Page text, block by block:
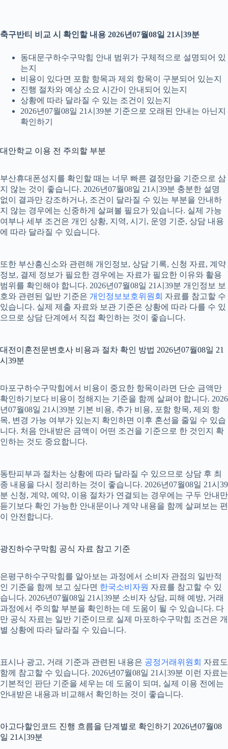
축구반티 비교 시 확인할 내용 2026년07월08일 21시39분
동대문구하수구막힘 안내 범위가 구체적으로 설명되어 있
는지
비용이 있다면 포함 항목과 제외 항목이 구분되어 있는지
진행 절차와 예상 소요 시간이 안내되어 있는지
상황에 따라 달라질 수 있는 조건이 있는지
2026년07월08일 21시39분 기준으로 오래된 안내는 아닌지
확인하기
대안학교 이용 전 주의할 부분
부산휴대폰성지를 확인할 때는 너무 빠른 결정만을 기준으로 삼
지 않는 것이 좋습니다. 2026년07월08일 21시39분 충분한 설명
없이 결과만 강조하거나, 조건이 달라질 수 있는 부분을 안내하
지 않는 경우에는 신중하게 살펴볼 필요가 있습니다. 실제 가능
여부나 세부 조건은 개인 상황, 지역, 시기, 운영 기준, 상담 내용
에 따라 달라질 수 있습니다.
또한 부산흥신소와 관련해 개인정보, 상담 기록, 신청 자료, 계약
정보, 결제 정보가 필요한 경우에는 자료가 필요한 이유와 활용
범위를 확인해야 합니다. 2026년07월08일 21시39분 개인정보 보
호와 관련된 일반 기준은 개인정보보호위원회 자료를 참고할 수
있습니다. 실제 제출 자료와 보관 기준은 상황에 따라 다를 수 있
으므로 상담 단계에서 직접 확인하는 것이 좋습니다.
대전이혼전문변호사 비용과 절차 확인 방법 2026년07월08일 21
시39분
마포구하수구막힘에서 비용이 중요한 항목이라면 단순 금액만
확인하기보다 비용이 정해지는 기준을 함께 살펴야 합니다. 2026
년07월08일 21시39분 기본 비용, 추가 비용, 포함 항목, 제외 항
목, 변경 가능 여부가 있는지 확인하면 이후 혼선을 줄일 수 있습
니다. 처음 안내받은 금액이 어떤 조건을 기준으로 한 것인지 확
인하는 것도 중요합니다.
동탄피부과 절차는 상황에 따라 달라질 수 있으므로 상담 후 최
종 내용을 다시 정리하는 것이 좋습니다. 2026년07월08일 21시39
분 신청, 계약, 예약, 이용 절차가 연결되는 경우에는 구두 안내만
듣기보다 확인 가능한 안내문이나 계약 내용을 함께 살펴보는 편
이 안전합니다.
광진하수구막힘 공식 자료 참고 기준
은평구하수구막힘를 알아보는 과정에서 소비자 관점의 일반적
인 기준을 함께 보고 싶다면 한국소비자원 자료를 참고할 수 있
습니다. 2026년07월08일 21시39분 소비자 상담, 피해 예방, 거래
과정에서 주의할 부분을 확인하는 데 도움이 될 수 있습니다. 다
만 공식 자료는 일반 기준이므로 실제 마포하수구막힘 조건은 개
별 상황에 따라 달라질 수 있습니다.
표시나 광고, 거래 기준과 관련된 내용은 공정거래위원회 자료도
함께 참고할 수 있습니다. 2026년07월08일 21시39분 이런 자료는
기본적인 판단 기준을 세우는 데 도움이 되며, 실제 이용 전에는
안내받은 내용과 비교해서 확인하는 것이 좋습니다.
아고다할인코드 진행 흐름을 단계별로 확인하기 2026년07월08
일 21시39분